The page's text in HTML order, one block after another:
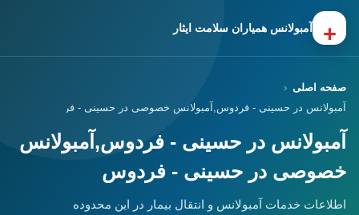
+ آمبولانس همیاران سلامت ایثار
صفحه اصلی
آمبولانس در حسینی - فردوس,آمبولانس خصوصی در حسینی - فردوس
آمبولانس در حسینی - فردوس,آمبولانس
خصوصی در حسینی - فردوس
اطلاعات خدمات آمبولانس و انتقال بیمار در این محدوده